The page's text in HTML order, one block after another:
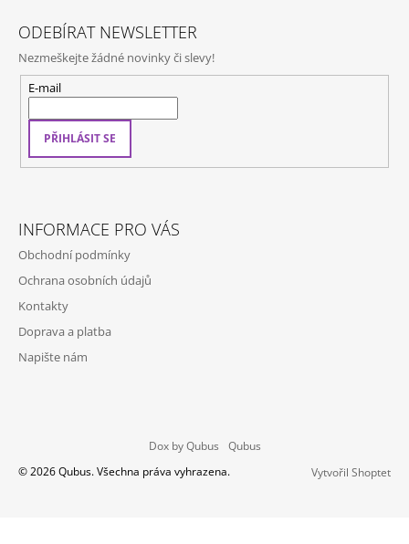
ODEBÍRAT NEWSLETTER
Nezmeškejte žádné novinky či slevy!
E-mail
PŘIHLÁSIT SE
INFORMACE PRO VÁS
Obchodní podmínky
Ochrana osobních údajů
Kontakty
Doprava a platba
Napište nám
Dox by Qubus
Qubus
Vytvořil Shoptet
© 2026 Qubus. Všechna práva vyhrazena.